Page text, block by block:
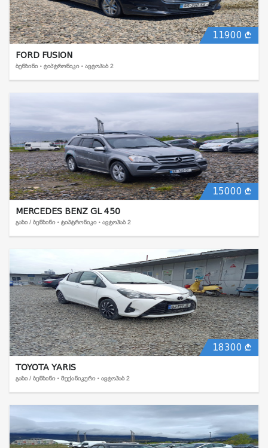
11900
FORD FUSION
ᲑᲔᲜᲖᲘᲜᲘ • ᲢᲘᲞᲢᲠᲝᲜᲘᲙᲘ • ᲐᲕᲢᲝᲰᲐᲑ 2
15000
MERCEDES BENZ GL 450
ᲒᲐᲖᲘ / ᲑᲔᲜᲖᲘᲜᲘ • ᲢᲘᲞᲢᲠᲝᲜᲘᲙᲘ • ᲐᲕᲢᲝᲰᲐᲑ 2
18300
TOYOTA YARIS
ᲒᲐᲖᲘ / ᲑᲔᲜᲖᲘᲜᲘ • ᲛᲔᲥᲐᲜᲘᲙᲣᲠᲘ • ᲐᲕᲢᲝᲰᲐᲑ 2